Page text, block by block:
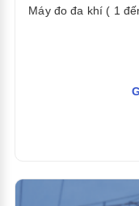
Máy đo đa khí ( 1